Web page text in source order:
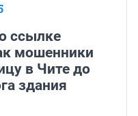
ссылке
мошенники
в Чите до
здания